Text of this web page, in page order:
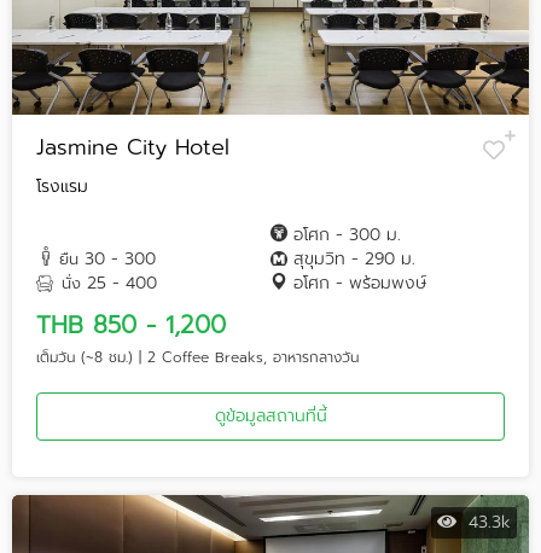
Jasmine City Hotel
โรงแรม
ยืน 30 - 300
นั่ง 25 - 400
อโศก - 300 ม.
สุขุมวิท - 290 ม.
อโศก - พร้อมพงษ์
THB 850 - 1,200
เต็มวัน (~8 ชม.) | 2 Coffee Breaks, อาหารกลางวัน
ดูข้อมูลสถานที่นี้
43.3k